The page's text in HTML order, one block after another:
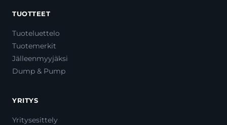
TUOTTEET
Tuoteluettelo
Tuotemerkit
Jälleenmyyjäksi
Dump & Pump
YRITYS
Yritysesittely